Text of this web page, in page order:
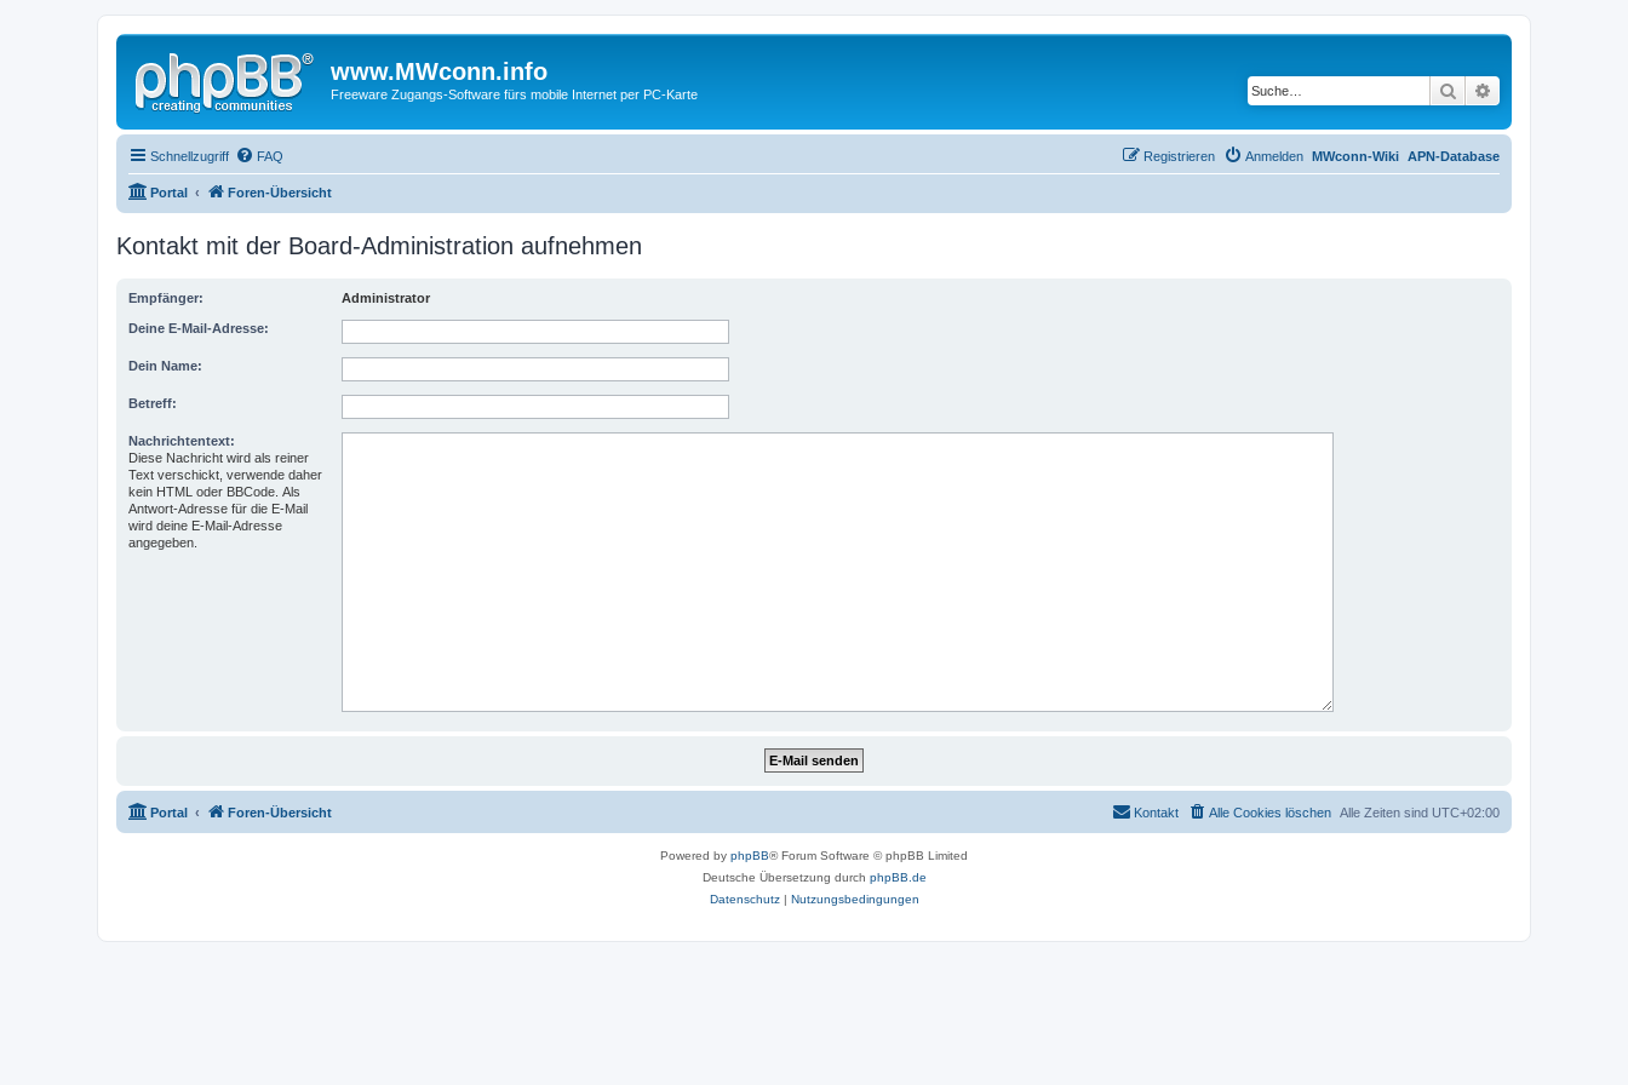
www.MWconn.info
Freeware Zugangs-Software fürs mobile Internet per PC-Karte Suche
Schnellzugriff FAQ APN-Database
MWconn-Wiki
Anmelden
Registrieren
Portal Foren-Übersicht
Kontakt mit der Board-Administration aufnehmen
Empfänger: Administrator
Deine E-Mail-Adresse:
Dein Name:
Betreff:
Nachrichtentext:
Diese Nachricht wird als reiner
Text verschickt, verwende daher
kein HTML oder BBCode. Als
Antwort-Adresse für die E-Mail
wird deine E-Mail-Adresse
angegeben.
Portal Foren-Übersicht Alle Zeiten sind UTC+02:00
Alle Cookies löschen
Kontakt
Powered by phpBB® Forum Software © phpBB Limited
Deutsche Übersetzung durch phpBB.de
Datenschutz| Nutzungsbedingungen